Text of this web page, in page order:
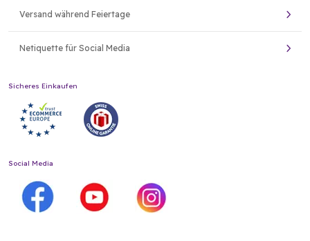
Versand während Feiertage
Netiquette für Social Media
Sicheres Einkaufen
Social Media